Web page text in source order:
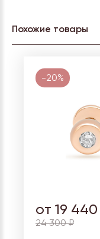
Похожие товары
-20%
от 19
24 300 ₽